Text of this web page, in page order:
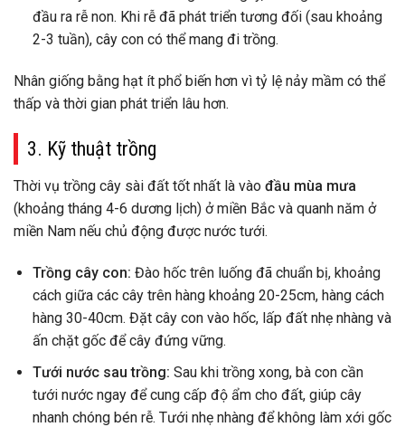
đầu ra rễ non. Khi rễ đã phát triển tương đối (sau khoảng
2-3 tuần), cây con có thể mang đi trồng.
Nhân giống bằng hạt ít phổ biến hơn vì tỷ lệ nảy mầm có thể
thấp và thời gian phát triển lâu hơn.
3. Kỹ thuật trồng
Thời vụ trồng cây sài đất tốt nhất là vào đầu mùa mưa
(khoảng tháng 4-6 dương lịch) ở miền Bắc và quanh năm ở
miền Nam nếu chủ động được nước tưới.
Trồng cây con: Đào hốc trên luống đã chuẩn bị, khoảng
cách giữa các cây trên hàng khoảng 20-25cm, hàng cách
hàng 30-40cm. Đặt cây con vào hốc, lấp đất nhẹ nhàng và
ấn chặt gốc để cây đứng vững.
Tưới nước sau trồng: Sau khi trồng xong, bà con cần
tưới nước ngay để cung cấp độ ẩm cho đất, giúp cây
nhanh chóng bén rễ. Tưới nhẹ nhàng để không làm xới gốc